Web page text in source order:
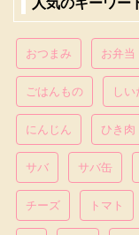
おつまみ お弁当
ごはんもの しい
にんじん ひき肉
サバ サバ缶
チーズ トマト